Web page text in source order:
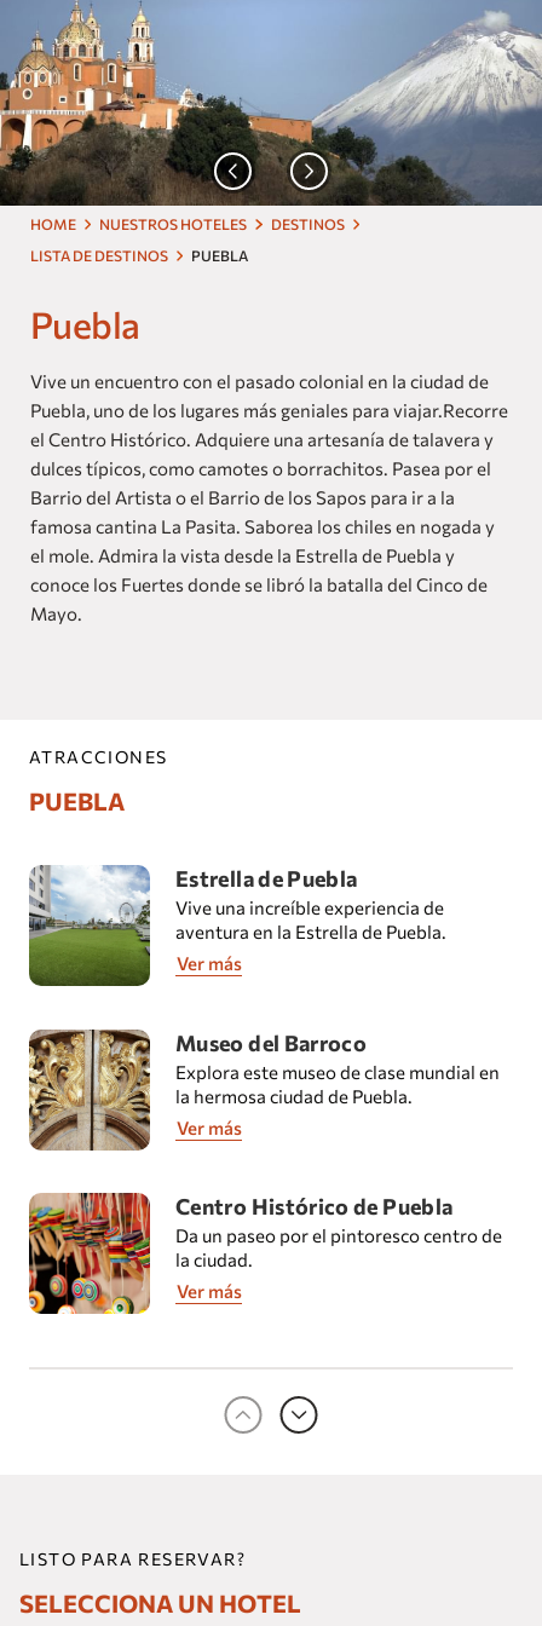
Nuestras Marcas
Homes and Residences
Corporate +
Blog
Próximas Aperturas
Dog Friendly
HOME NUESTROS HOTELES
DESTINOS
LISTA DE DESTINOS
PUEBLA
Puebla
Vive un encuentro con el pasado colonial en la ciudad de
Puebla, uno de los lugares más geniales para viajar.Recorre
el Centro Histórico. Adquiere una artesanía de talavera y
dulces típicos, como camotes o borrachitos. Pasea por el
Barrio del Artista o el Barrio de los Sapos para ir a la
famosa cantina La Pasita. Saborea los chiles en nogada y
el mole. Admira la vista desde la Estrella de Puebla y
conoce los Fuertes donde se libró la batalla del Cinco de
Mayo.
ATRACCIONES
PUEBLA
Estrella de Puebla
Vive una increíble experiencia de
aventura en la Estrella de Puebla.
Ver más
Museo del Barroco
Explora este museo de clase mundial en
la hermosa ciudad de Puebla.
Ver más
Centro Histórico de Puebla
Da un paseo por el pintoresco centro de
la ciudad.
Ver más
Valquírico
Diviértete en un tour que te transportará
a un pueblo inspirado en la Toscana.
Visita la increíble zona arqueológica de
Tlachihualtépetl es el basamento
LISTO PARA RESERVAR?
SELECCIONA UN HOTEL